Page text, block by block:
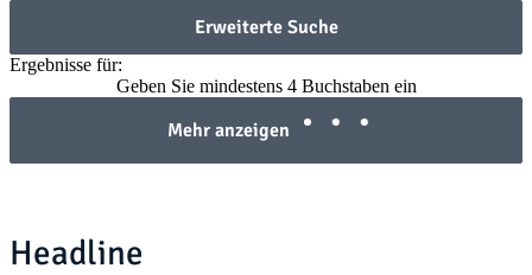
Erweiterte Suche
Ergebnisse für:
Geben Sie mindestens 4 Buchstaben ein
Mehr anzeigen
Headline